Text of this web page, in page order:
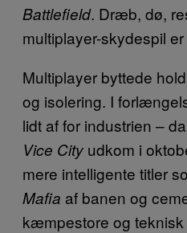
Battlefield. Dræb, dø,
multiplayer-skydespil
Multiplayer byttede
og isolering. I
lidt af for industrien – da
Vice City udkom i
mere intelligente titler
Mafia af banen og
kæmpestore og